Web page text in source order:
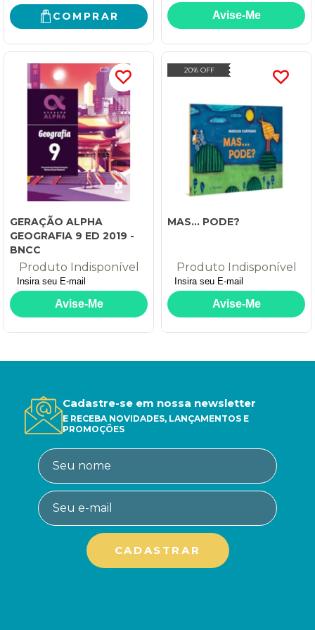
COMPRAR
GERAÇÃO ALPHA
GEOGRAFIA 9 ED 2019 -
BNCC
Produto Indisponível
20% OFF
MAS... PODE?
Produto Indisponível
Cadastre-se em nossa newsletter
E RECEBA NOVIDADES, LANÇAMENTOS E
PROMOÇÕES